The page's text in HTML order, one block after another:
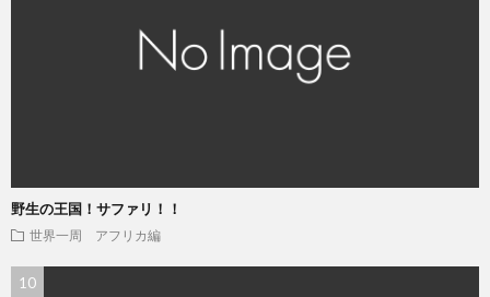
野生の王国！サファリ！！
世界一周 アフリカ編